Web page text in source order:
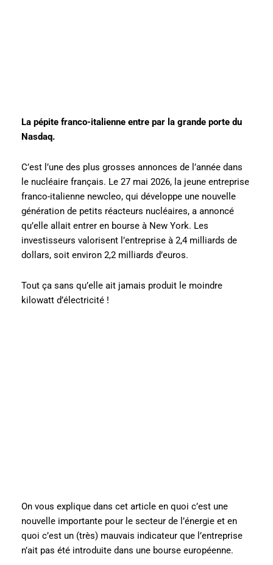
La pépite franco-italienne entre par la grande porte du
Nasdaq.
C’est l’une des plus grosses annonces de l’année dans
le nucléaire français. Le 27 mai 2026, la jeune entreprise
franco-italienne newcleo, qui développe une nouvelle
génération de petits réacteurs nucléaires, a annoncé
qu’elle allait entrer en bourse à New York. Les
investisseurs valorisent l’entreprise à 2,4 milliards de
dollars, soit environ 2,2 milliards d’euros.
Tout ça sans qu’elle ait jamais produit le moindre
kilowatt d’électricité !
On vous explique dans cet article en quoi c’est une
nouvelle importante pour le secteur de l’énergie et en
quoi c’est un (très) mauvais indicateur que l’entreprise
n’ait pas été introduite dans une bourse européenne.